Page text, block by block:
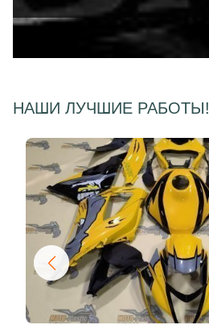
НАШИ ЛУЧШИЕ РАБОТЫ!